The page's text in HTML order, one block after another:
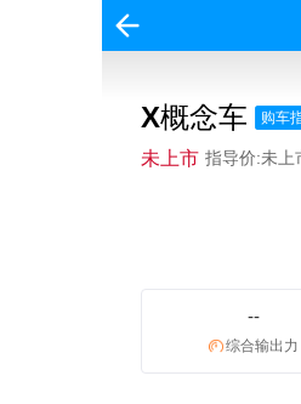
X概念车 购车
未上市 指导价:未上
--
综合输出力